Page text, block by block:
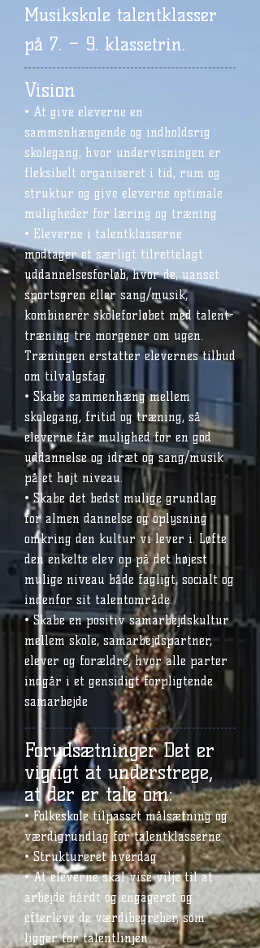
Musikskole talentklasser
på 7. – 9. klassetrin.
Vision
• At give eleverne en
sammenhængende og indholdsrig
skolegang, hvor undervisningen er
fleksibelt organiseret i tid, rum og
struktur og give eleverne optimale
muligheder for læring og træning.
• Eleverne i talentklasserne
modtager et særligt tilrettelagt
uddannelsesforløb, hvor de, uanset
sportsgren eller sang/musik,
kombinerer skoleforløbet med talent-
træning tre morgener om ugen.
Træningen erstatter elevernes tilbud
om tilvalgsfag.
• Skabe sammenhæng mellem
skolegang, fritid og træning, så
eleverne får mulighed for en god
uddannelse og idræt og sang/musik
på et højt niveau.
• Skabe det bedst mulige grundlag
for almen dannelse og oplysning
omkring den kultur vi lever i. Løfte
den enkelte elev op på det højest
mulige niveau både fagligt, socialt og
indenfor sit talentområde.
• Skabe en positiv samarbejdskultur
mellem skole, samarbejdspartner,
elever og forældre, hvor alle parter
indgår i et gensidigt forpligtende
samarbejde
Forudsætninger Det er
vigtigt at understrege,
at der er tale om:
• Folkeskole tilpasset målsætning og
værdigrundlag for talentklasserne
• Struktureret hverdag
• At eleverne skal vise vilje til at
arbejde hårdt og engageret og
efterleve de værdibegreber, som
ligger for talentlinjen.